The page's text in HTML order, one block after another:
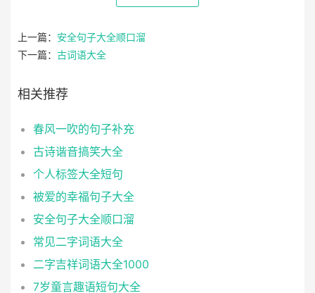
上一篇： 安全句子大全顺口溜
下一篇： 古词语大全
相关推荐
春风一吹的句子补充
古诗谐音搞笑大全
个人标签大全短句
被爱的幸福句子大全
安全句子大全顺口溜
常见二字词语大全
二字吉祥词语大全1000
7岁童言趣语短句大全